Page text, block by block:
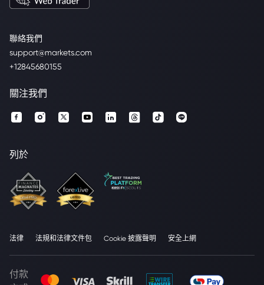
聯絡我們
support@markets.com
+12845680155
關注我們
列於
法律 法規和法律文件包 Cookie 披露聲明 安全上網
付款